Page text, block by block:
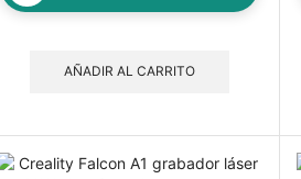
AÑADIR AL CARRITO